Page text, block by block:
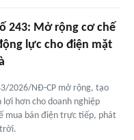
243: Mở rộng cơ chế
lực cho điện mặt
2026/NĐ-CP mở rộng, tạo
lợi hơn cho doanh nghiệp
mua bán điện trực tiếp, phát